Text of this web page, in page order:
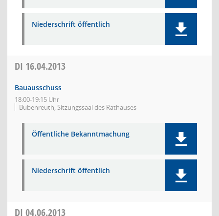
Niederschrift öffentlich
DI 16.04.2013
Bauausschuss
18:00-19:15 Uhr
Bubenreuth, Sitzungssaal des Rathauses
Öffentliche Bekanntmachung
Niederschrift öffentlich
DI 04.06.2013